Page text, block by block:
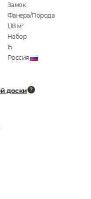
Замок
Фанера/Порода
1,18 м2
Набор
15
Россия
доски